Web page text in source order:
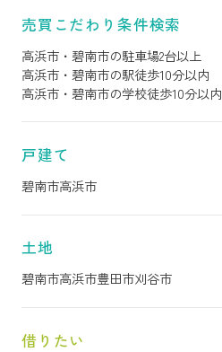
売買こだわり条件検索
高浜市・碧南市の駐車場2台以上
高浜市・碧南市の駅徒歩10分以内
高浜市・碧南市の学校徒歩10分以内
戸建て
碧南市高浜市
土地
碧南市高浜市豊田市刈谷市
借りたい